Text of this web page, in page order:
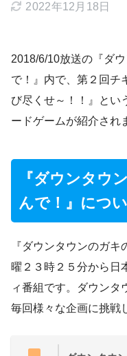
2022年12月18日
2018/6/10放送の『ダ
で！』内で、第２回チ
び尽くせ～！！』とい
ードゲームが紹介され
『ダウンタウ
んで！』につ
『ダウンタウンのガ
曜２３時２５分から日
ィ番組です。ダウンタ
毎回様々な企画に挑戦